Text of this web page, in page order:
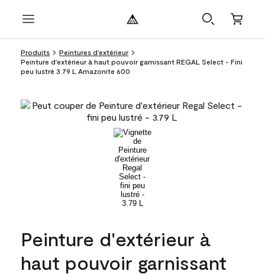
Produits
Peintures d’extérieur
Peinture d'extérieur à haut pouvoir garnissant REGAL Select - Fini
peu lustré 3.79 L Amazonite 600
Peinture d'extérieur à
haut pouvoir garnissant